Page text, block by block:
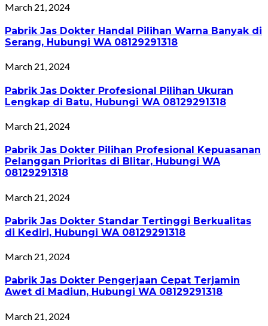
March 21, 2024
Pabrik Jas Dokter Handal Pilihan Warna Banyak di
Serang, Hubungi WA 08129291318
March 21, 2024
Pabrik Jas Dokter Profesional Pilihan Ukuran
Lengkap di Batu, Hubungi WA 08129291318
March 21, 2024
Pabrik Jas Dokter Pilihan Profesional Kepuasanan
Pelanggan Prioritas di Blitar, Hubungi WA
08129291318
March 21, 2024
Pabrik Jas Dokter Standar Tertinggi Berkualitas
di Kediri, Hubungi WA 08129291318
March 21, 2024
Pabrik Jas Dokter Pengerjaan Cepat Terjamin
Awet di Madiun, Hubungi WA 08129291318
March 21, 2024